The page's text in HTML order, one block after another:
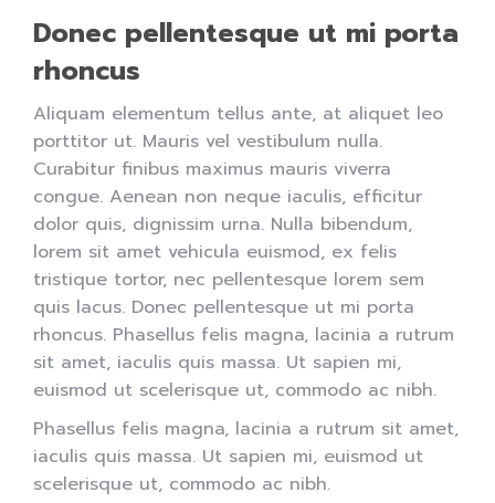
Donec pellentesque ut mi porta
rhoncus
Aliquam elementum tellus ante, at aliquet leo
porttitor ut. Mauris vel vestibulum nulla.
Curabitur finibus maximus mauris viverra
congue. Aenean non neque iaculis, efficitur
dolor quis, dignissim urna. Nulla bibendum,
lorem sit amet vehicula euismod, ex felis
tristique tortor, nec pellentesque lorem sem
quis lacus. Donec pellentesque ut mi porta
rhoncus. Phasellus felis magna, lacinia a rutrum
sit amet, iaculis quis massa. Ut sapien mi,
euismod ut scelerisque ut, commodo ac nibh.
Phasellus felis magna, lacinia a rutrum sit amet,
iaculis quis massa. Ut sapien mi, euismod ut
scelerisque ut, commodo ac nibh.